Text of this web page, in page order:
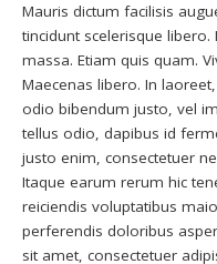
Mauris dictum facilisis
tincidunt scelerisque libero.
massa. Etiam quis quam.
Maecenas libero. In
odio bibendum justo, vel
tellus odio, dapibus id
justo enim, consectetuer
Itaque earum rerum hic
reiciendis voluptatibus
perferendis doloribus
sit amet, consectetuer